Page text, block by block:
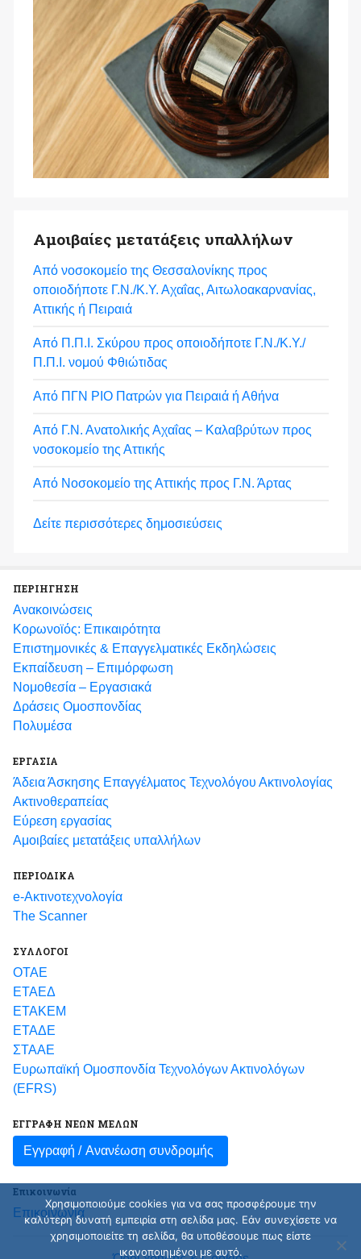
Αμοιβαίες μετατάξεις υπαλλήλων
Από νοσοκομείο της Θεσσαλονίκης προς
οποιοδήποτε Γ.Ν./Κ.Υ. Αχαΐας, Αιτωλοακαρνανίας,
Αττικής ή Πειραιά
Από Π.Π.Ι. Σκύρου προς οποιοδήποτε Γ.Ν./Κ.Υ./
Π.Π.Ι. νομού Φθιώτιδας
Από ΠΓΝ ΡΙΟ Πατρών για Πειραιά ή Αθήνα
Από Γ.Ν. Ανατολικής Αχαΐας – Καλαβρύτων προς
νοσοκομείο της Αττικής
Από Νοσοκομείο της Αττικής προς Γ.Ν. Άρτας
Δείτε περισσότερες δημοσιεύσεις
ΠΕΡΙΗΓΗΣΗ
Ανακοινώσεις
Κορωνοϊός: Επικαιρότητα
Eπιστημονικές & Επαγγελματικές Eκδηλώσεις
Εκπαίδευση – Επιμόρφωση
Νομοθεσία – Εργασιακά
Δράσεις Ομοσπονδίας
Πολυμέσα
ΕΡΓΑΣΙΑ
Άδεια Άσκησης Επαγγέλματος Τεχνολόγου Ακτινολογίας
Ακτινοθεραπείας
Εύρεση εργασίας
Αμοιβαίες μετατάξεις υπαλλήλων
ΠΕΡΙΟΔΙΚΑ
e-Ακτινοτεχνολογία
The Scanner
ΣΥΛΛΟΓΟΙ
ΟΤΑΕ
ΕΤΑΕΔ
ΕΤΑΚΕΜ
ΕΤΑΔΕ
ΣΤΑΑΕ
Ευρωπαϊκή Ομοσπονδία Τεχνολόγων Ακτινολόγων
(EFRS)
ΕΓΓΡΑΦΗ ΝΕΩΝ ΜΕΛΩΝ
Εγγραφή / Ανανέωση συνδρομής
Επικοινωνία
Επικοινωνία
Χρησιμοποιούμε cookies για να σας προσφέρουμε την
καλύτερη δυνατή εμπειρία στη σελίδα μας. Εάν συνεχίσετε να
χρησιμοποιείτε τη σελίδα, θα υποθέσουμε πως είστε
ικανοποιημένοι με αυτό.